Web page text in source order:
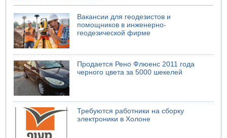
Вакансии для геодезистов и
помощников в инженерно-
геодезической фирме
Продается Рено Флюенс 2011 года
черного цвета за 5000 шекелей
Требуются работники на сборку
электроники в Холоне